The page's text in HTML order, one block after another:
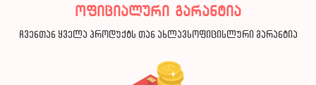
ოფიციალური გარანტია
ჩვენთან ყველა პროდუქტს თან ახლავსოფიცისლური გარანტია